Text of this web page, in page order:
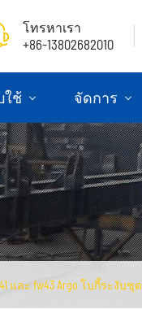
โทรหาเรา
+86-13802682010
ใช้ จัดการ
และ fw43 Argo โบกี้ระงับชุด